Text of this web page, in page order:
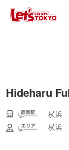
Hideharu
横浜
横浜